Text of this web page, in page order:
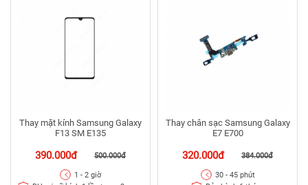
Thay mặt kính Samsung Galaxy
F13 SM E135
390.000đ 500.000đ
1 - 2 giờ
Thay chân sạc Samsung Galaxy
E7 E700
320.000đ 384.000đ
30 - 45 phút